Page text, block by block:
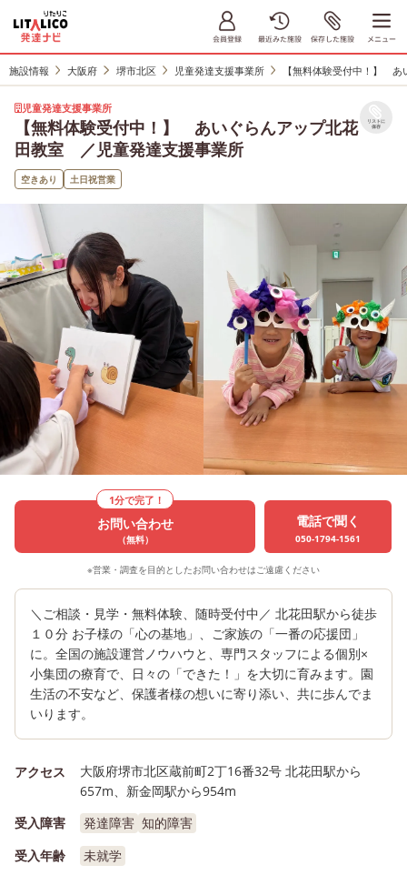
施設情報 大阪府 堺市北区 児童発達支援事業所 【無料体験受付中！】
児童発達支援事業所
【無料体験受付中！】 あいぐらんアップ北花
田教室 ／児童発達支援事業所
リストに
保存
空きあり 土日祝営業
1分で完了！
お問い合わせ
（無料）
電話で聞く
050-1794-1561
※営業・調査を目的としたお問い合わせはご遠慮ください
＼ご相談・見学・無料体験、随時受付中／ 北花田駅から徒歩
１０分 お子様の「心の基地」、ご家族の「一番の応援団」
に。全国の施設運営ノウハウと、専門スタッフによる個別×
小集団の療育で、日々の「できた！」を大切に育みます。園
生活の不安など、保護者様の想いに寄り添い、共に歩んでま
いります。
アクセス
大阪府堺市北区蔵前町2丁16番32号 北花田駅から
657m、新金岡駅から954m
受入障害
発達障害 知的障害
受入年齢
未就学